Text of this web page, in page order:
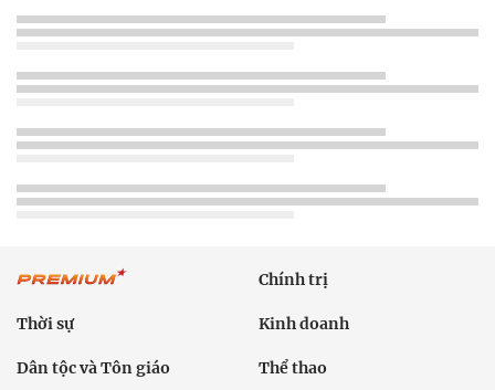
Chính trị
Thời sự Kinh doanh
Dân tộc và Tôn giáo Thể thao